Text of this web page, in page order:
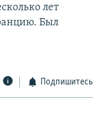
лет
Был
Подпишитесь